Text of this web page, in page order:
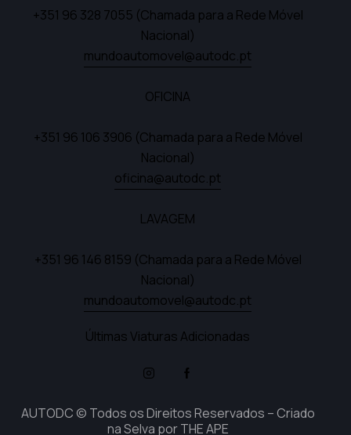
+351 96 328 7055 (Chamada para a Rede Móvel
Nacional)
mundoautomovel@autodc.pt
OFICINA
+351 96 106 3906 (Chamada para a Rede Móvel
Nacional)
oficina@autodc.pt
LAVAGEM
+351 96 146 8159 (Chamada para a Rede Móvel
Nacional)
mundoautomovel@autodc.pt
Últimas Viaturas Adicionadas
AUTODC © Todos os Direitos Reservados – Criado
na Selva porTHE APE